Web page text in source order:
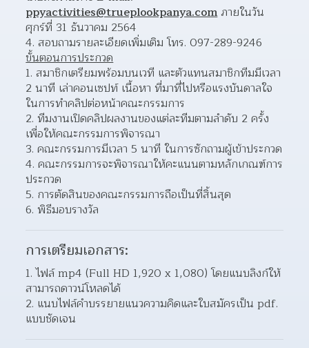
ppyactivities@trueplookpanya.com ภายในวัน
ศุกร์ที่ 31 ธันวาคม 2564
สอบถามรายละเอียดเพิ่มเติม โทร. 097-289-9246
ขั้นตอนการประกวด
สมาชิกเตรียมพร้อมบนเวที และตัวแทนสมาชิกทีมมีเวลา
2 นาที เล่าคอนเซปท์ เนื้อหา ที่มาที่ไปหรือแรงบันดาลใจ
ในการทำคลิปต่อหน้าคณะกรรมการ
ทีมงานเปิดคลิปผลงานของแต่ละทีมตามลำดับ 2 ครั้ง
เพื่อให้คณะกรรมการพิจารณา
คณะกรรมการจะพิจารณาให้คะแนนตามหลักเกณฑ์การ
ประกวด
การตัดสินของคณะกรรมการถือเป็นที่สิ้นสุด
พิธีมอบรางวัล
การเตรียมเอกสาร:
ไฟล์ mp4 (Full HD 1,920 x 1,080) โดยแนบลิงก์ให้
สามารถดาวน์โหลดได้
แนบไฟล์คำบรรยายแนวความคิดและใบสมัครเป็น pdf.
แบบชัดเจน